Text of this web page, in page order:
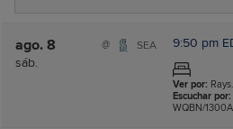
ago. 8
sáb.
@ SEA 9:50 pm
Ver por:
Escuchar por:
WQBN/